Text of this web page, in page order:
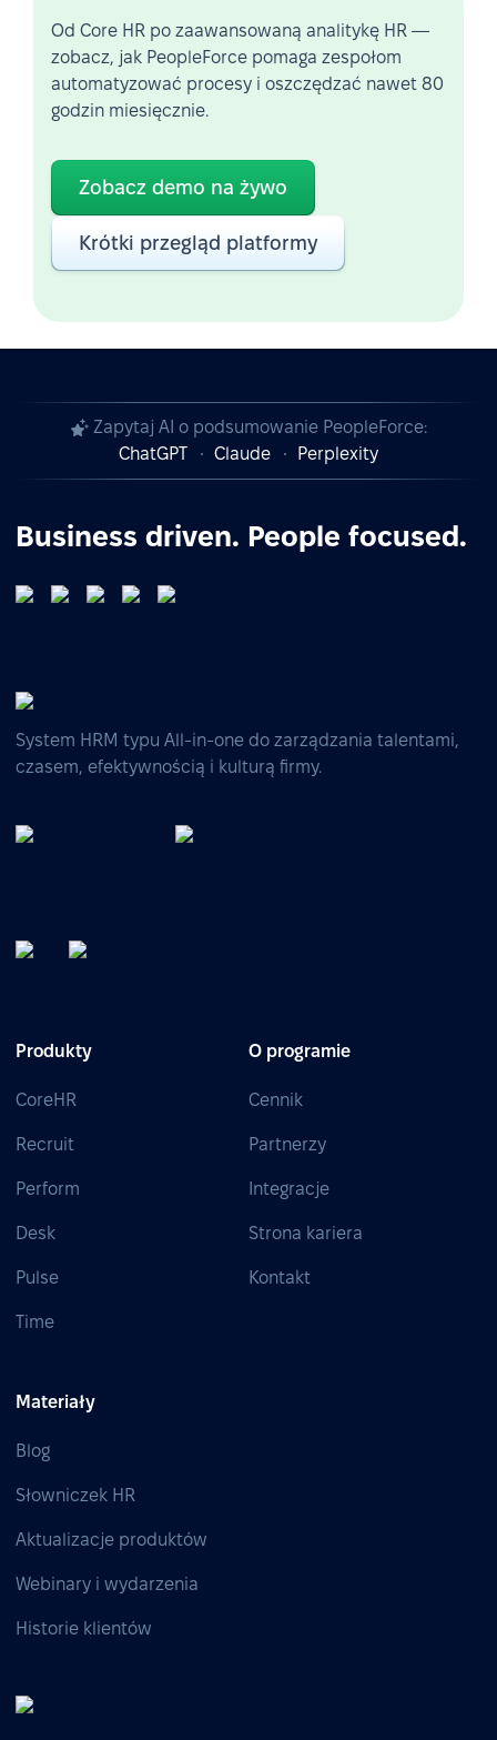
Od Core HR po zaawansowaną analitykę HR —
zobacz, jak PeopleForce pomaga zespołom
automatyzować procesy i oszczędzać nawet 80
godzin miesięcznie.
Zobacz demo na żywo
Krótki przegląd platformy
Zapytaj AI o podsumowanie PeopleForce:
ChatGPT
Claude Perplexity
Business driven. People focused.
System HRM typu All-in-one do zarządzania talentami,
czasem, efektywnością i kulturą firmy.
Produkty
CoreHR
Recruit
Perform
Desk
Pulse
Time
O programie
Cennik
Partnerzy
Integracje
Strona kariera
Kontakt
Materiały
Blog
Słowniczek HR
Aktualizacje produktów
Webinary i wydarzenia
Historie klientów